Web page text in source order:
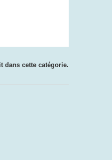
dans cette catégorie.